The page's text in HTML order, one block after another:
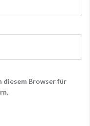
diesem Browser für